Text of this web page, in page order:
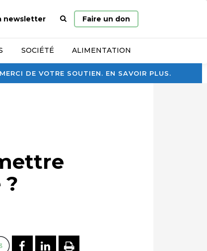
DE VOTRE SOUTIEN. EN SAVOIR PLUS.
newsletter
Page
d’accueil
Faire un don
SOCIÉTÉ ALIMENTATION
?
PARTAGER SUR FACEBOOK
PARTAGER SUR
IMPRIMER